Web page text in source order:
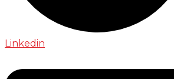
Linkedin